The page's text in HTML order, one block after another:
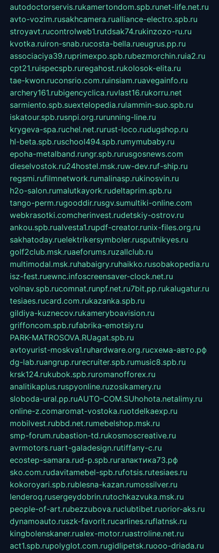
autodoctorservis.rukamertondom.spb.runet-life.net.ru
avto-vozim.rusakhcamera.rualliance-electro.spb.ru
stroyavt.rucontrolweb1.rutdsak74.rukinzozo-ru.ru
kvotka.ruiron-snab.rucosta-bella.rueugrus.pp.ru
associaciya39.ruprimexpo.spb.rubezmorchin.ruia2.ru
cpt21.ruispecspb.ruregahost.rukolosok-elita.ru
tae-kwon.ruconsrio.com.ruinsiam.ruavegainfo.ru
archery161.rubigencyclica.ruvlast16.rukorru.net
sarmiento.spb.suextelopedia.rulammin-suo.spb.ru
iskatour.spb.rusnpi.org.rurunning-line.ru
krygeva-spa.ruchel.net.rurust-loco.rudugshop.ru
hl-beta.spb.ruschool494.spb.rumymubaby.ru
epoha-metalband.rungr.spb.rurusgosnews.com
dieselvostok.ru24hostel.msk.ruw-dev.ruf-ship.ru
regsmi.rufilmnetwork.rumalinasp.rukinosvin.ru
h2o-salon.rumalutkayork.rudeltaprim.spb.ru
tango-perm.rugooddir.rusgv.sumultiki-online.com
webkrasotki.comcherinvest.rudetskiy-ostrov.ru
ankou.spb.rualvesta1.rupdf-creator.runix-files.org.ru
sakhatoday.ruelektrikersymboler.rusputnikyes.ru
golf2club.msk.ruaeforums.ruzallclub.ru
multimodal.msk.ruhabaigry.ruhaikko.rusobakopedia.ru
isz-fest.ruewnc.infoscreensaver-clock.net.ru
volnav.spb.rucomnat.runpf.net.ru7bit.pp.rukalugatur.ru
tesiaes.rucard.com.rukazanka.spb.ru
gildiya-kuznecov.rukameryboavision.ru
griffoncom.spb.rufabrika-emotsiy.ru
PARK-MATROSOVA.RUagat.spb.ru
avtoyurist-moskva1.ruhardware.org.ruсхема-авто.рф
dg-lab.ruangrup.rurecruiter.spb.rumusic8.spb.ru
krsk124.rukubok.spb.ruromanofforex.ru
analitikaplus.ruspyonline.ruzosikamery.ru
sloboda-ural.pp.ruAUTO-COM.SUhohota.netalimy.ru
online-z.comaromat-vostoka.ruotdelkaexp.ru
mobilvest.rubbd.net.rumebelshop.msk.ru
smp-forum.rubastion-td.rukosmoscreative.ru
avrmotors.ruart-galadesign.rutiffany-c.ru
ecostep-samara.rud-p.spb.ruгалактика73.рф
sko.com.rudavitamebel-spb.rufotsis.rutesiaes.ru
kokoroyari.spb.rublesna-kazan.rumossilver.ru
lenderoq.rusergeydobrin.rutochkazvuka.msk.ru
people-of-art.rubezzubova.ruclubtibet.ruorior-aks.ru
dynamoauto.ruszk-favorit.rucarlines.ruflatnsk.ru
kingbolenskaner.rualex-motor.ruastroline.net.ru
act1.spb.rupolyglot.com.rugidlipetsk.ruooo-driada.ru